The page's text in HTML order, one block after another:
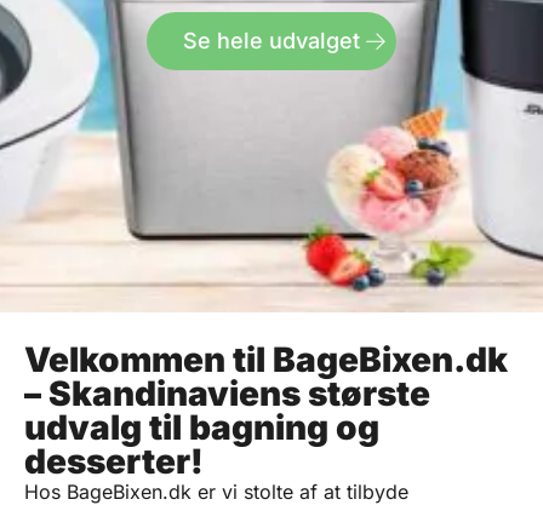
Se hele udvalget
Velkommen til BageBixen.dk
– Skandinaviens største
udvalg til bagning og
desserter!
Hos BageBixen.dk er vi stolte af at tilbyde